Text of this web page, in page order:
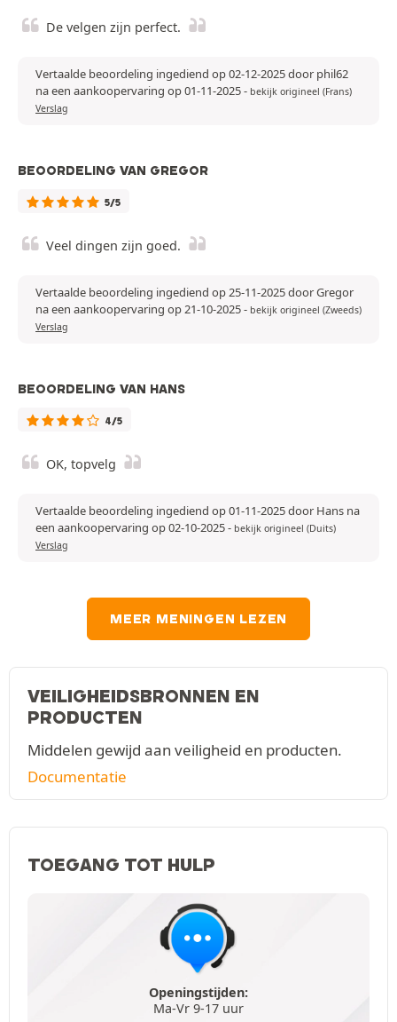
De velgen zijn perfect.
Vertaalde beoordeling ingediend op 02-12-2025 door phil62
na een aankoopervaring op 01-11-2025- bekijk origineel (Frans)
Verslag
BEOORDELING VAN GREGOR
5/5
Veel dingen zijn goed.
Vertaalde beoordeling ingediend op 25-11-2025 door Gregor
na een aankoopervaring op 21-10-2025- bekijk origineel (Zweeds)
Verslag
BEOORDELING VAN HANS
4/5
OK, topvelg
Vertaalde beoordeling ingediend op 01-11-2025 door Hans na
een aankoopervaring op 02-10-2025- bekijk origineel (Duits)
Verslag
MEER MENINGEN LEZEN
VEILIGHEIDSBRONNEN EN
PRODUCTEN
Middelen gewijd aan veiligheid en producten.
Documentatie
TOEGANG TOT HULP
Openingstijden:
Ma-Vr 9-17 uur